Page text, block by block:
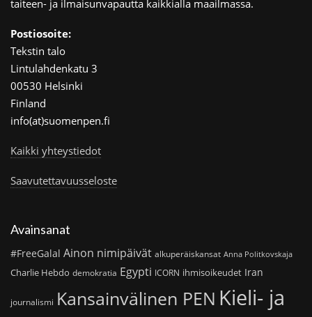
taiteen- ja ilmaisunvapautta kaikkialla maailmassa.
Postiosoite:
Tekstin talo
Lintulahdenkatu 3
00530 Helsinki
Finland
info(at)suomenpen.fi
Kaikki yhteystiedot
Saavutettavuusseloste
Avainsanat
#FreeGalal Ainon nimipäivät alkuperäiskansat Anna Politkovskaja
Charlie Hebdo demokratia Egypti ICORN ihmisoikeudet Iran
journalismi Kansainvälinen PEN Kieli- ja